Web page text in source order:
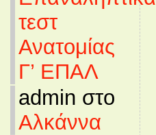
τεστ
Ανατομίας
Γ’ ΕΠΑΛ
admin στο
Αλκάννα